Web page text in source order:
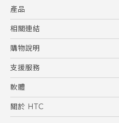
產品
5G
智慧型手機
配件
相關連結
HTC Research
購物說明
購物須知
訂單管理
付款方式
支援服務
到府收送維修服務
服務中心資訊
客戶服務佈告欄
軟體
應用程式
關於 HTC